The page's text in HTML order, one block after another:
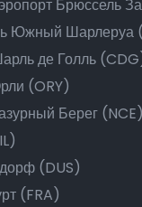
Брюссель
Южный Шарлеруа
де Голль
(ORY)
Берег (NCE)
(DUS)
(FRA)